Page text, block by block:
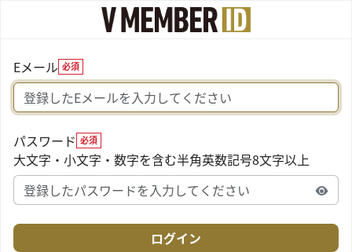
Eメール 必須
パスワード 必須
大文字・小文字・数字を含む半角英数記号8文字以上